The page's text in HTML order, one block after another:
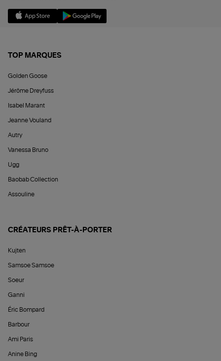
TOP MARQUES
Golden Goose
Jérôme Dreyfuss
Isabel Marant
Jeanne Vouland
Autry
Vanessa Bruno
Ugg
Baobab Collection
Assouline
CRÉATEURS PRÊT-À-PORTER
Kujten
Samsoe Samsoe
Soeur
Ganni
Éric Bompard
Barbour
Ami Paris
Anine Bing